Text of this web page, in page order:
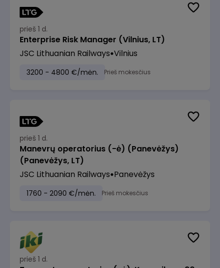
prieš 1 d.
Enterprise Risk Manager (Vilnius, LT)
JSC Lithuanian Railways Vilnius
3200 - 4800 €/mėn. Prieš mokesčius
prieš 1 d.
Manevrų operatorius (-ė) (Panevėžys)
(Panevėžys, LT)
JSC Lithuanian Railways Panevėžys
1760 - 2090 €/mėn. Prieš mokesčius
prieš 1 d.